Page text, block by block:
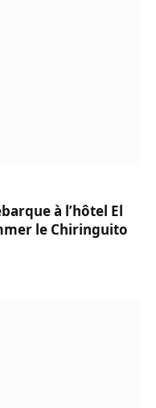
à l’hôtel El
le Chiringuito